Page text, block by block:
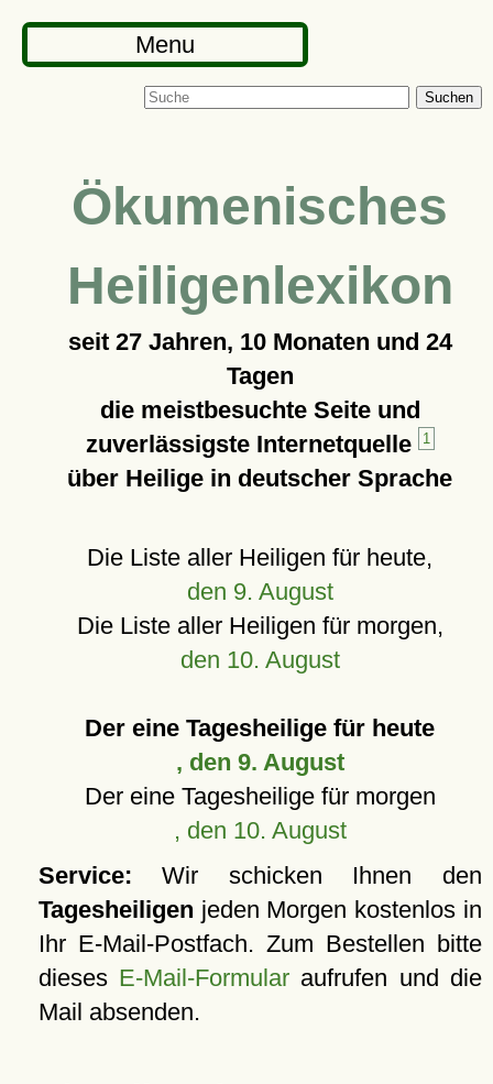
Menu
Suchen
Ökumenisches
Heiligenlexikon
seit 27 Jahren, 10 Monaten und 24
Tagen
die meistbesuchte Seite und
zuverlässigste Internetquelle
1
über Heilige in deutscher Sprache
Die Liste aller Heiligen für heute,
den 9. August
Die Liste aller Heiligen für morgen,
den 10. August
Der eine Tagesheilige für heute
, den 9. August
Der eine Tagesheilige für morgen
, den 10. August
Service: Wir schicken Ihnen den
Tagesheiligen jeden Morgen kostenlos in
Ihr E-Mail-Postfach. Zum Bestellen bitte
dieses E-Mail-Formular aufrufen und die
Mail absenden.